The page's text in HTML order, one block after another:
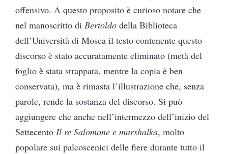
offensivo. A questo proposito è curioso notare che
nel manoscritto di Bertoldo della Biblioteca
dell’Università di Mosca il testo contenente questo
discorso è stato accuratamente eliminato (metà del
foglio è stata strappata, mentre la copia è ben
conservata), ma è rimasta l’illustrazione che, senza
parole, rende la sostanza del discorso. Si può
aggiungere che anche nell’intermezzo dell’inizio del
Settecento Il re Salomone e marshalka, molto
popolare sui palcoscenici delle fiere durante tutto il